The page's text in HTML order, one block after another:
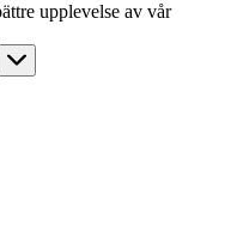
upplevelse av vår